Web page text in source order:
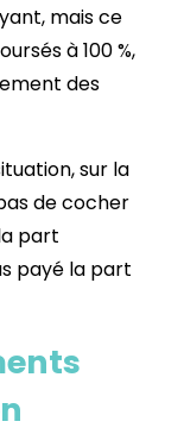
mais ce
à 100 %,
des
sur la
de cocher
part
payé la part